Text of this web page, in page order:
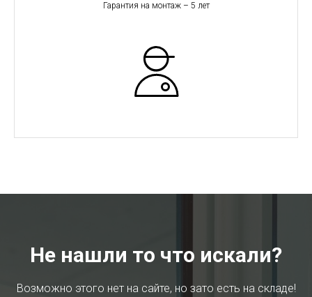
Гарантия на монтаж – 5 лет
Не нашли то что искали?
Возможно этого нет на сайте, но зато есть на складе!